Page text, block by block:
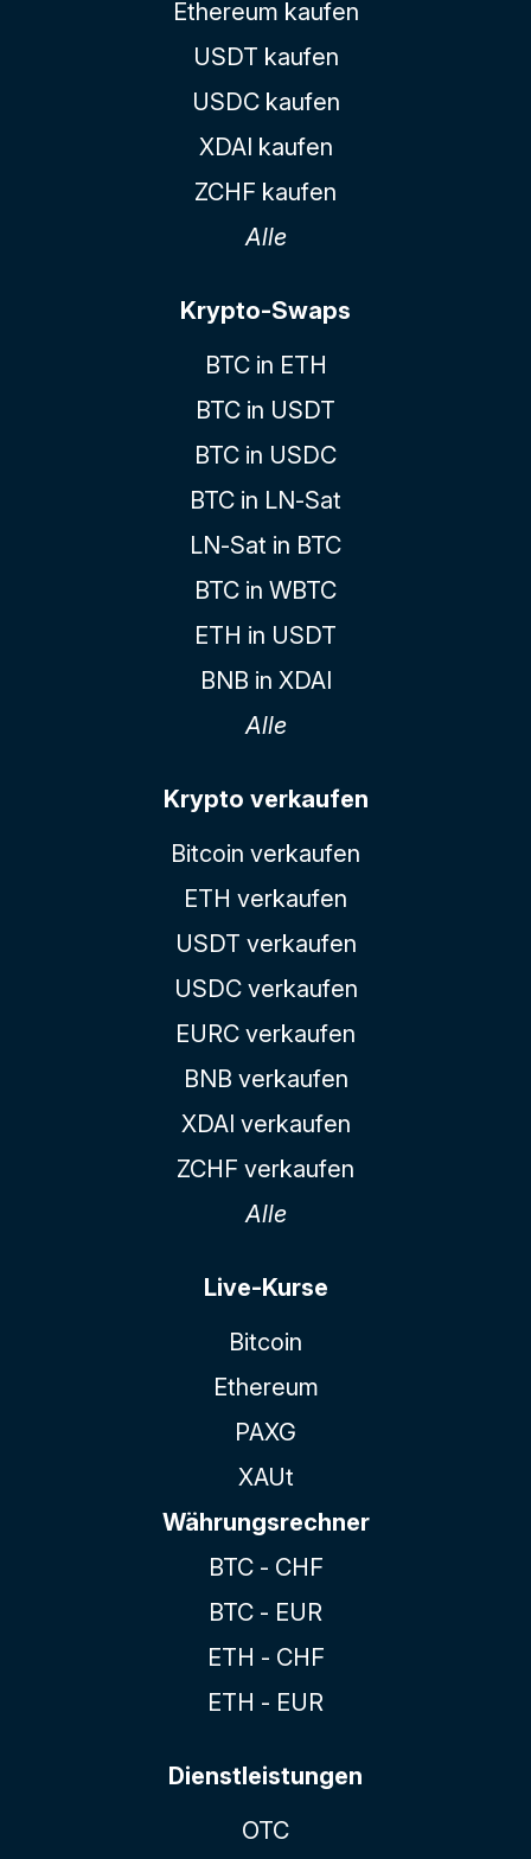
Ethereum kaufen
USDT kaufen
USDC kaufen
XDAI kaufen
ZCHF kaufen
Alle
Krypto-Swaps
BTC in ETH
BTC in USDT
BTC in USDC
BTC in LN-Sat
LN-Sat in BTC
BTC in WBTC
ETH in USDT
BNB in XDAI
Alle
Krypto verkaufen
Bitcoin verkaufen
ETH verkaufen
USDT verkaufen
USDC verkaufen
EURC verkaufen
BNB verkaufen
XDAI verkaufen
ZCHF verkaufen
Alle
Live-Kurse
Bitcoin
Ethereum
PAXG
XAUt
Währungsrechner
BTC - CHF
BTC - EUR
ETH - CHF
ETH - EUR
Dienstleistungen
OTC